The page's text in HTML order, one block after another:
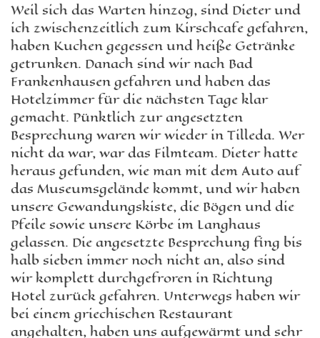
Weil sich das Warten hinzog, sind Dieter und
ich zwischenzeitlich zum Kirschcafe gefahren,
haben Kuchen gegessen und heiße Getränke
getrunken. Danach sind wir nach Bad
Frankenhausen gefahren und haben das
Hotelzimmer für die nächsten Tage klar
gemacht. Pünktlich zur angesetzten
Besprechung waren wir wieder in Tilleda. Wer
nicht da war, war das Filmteam. Dieter hatte
heraus gefunden, wie man mit dem Auto auf
das Museumsgelände kommt, und wir haben
unsere Gewandungskiste, die Bögen und die
Pfeile sowie unsere Körbe im Langhaus
gelassen. Die angesetzte Besprechung fing bis
halb sieben immer noch nicht an, also sind
wir komplett durchgefroren in Richtung
Hotel zurück gefahren. Unterwegs haben wir
bei einem griechischen Restaurant
angehalten, haben uns aufgewärmt und sehr